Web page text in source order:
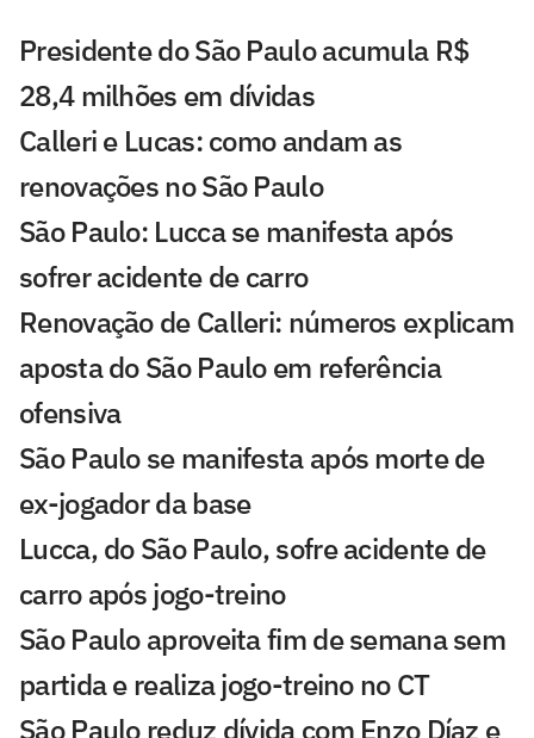
Presidente do São Paulo acumula R$
28,4 milhões em dívidas
Calleri e Lucas: como andam as
renovações no São Paulo
São Paulo: Lucca se manifesta após
sofrer acidente de carro
Renovação de Calleri: números explicam
aposta do São Paulo em referência
ofensiva
São Paulo se manifesta após morte de
ex-jogador da base
Lucca, do São Paulo, sofre acidente de
carro após jogo-treino
São Paulo aproveita fim de semana sem
partida e realiza jogo-treino no CT
São Paulo reduz dívida com Enzo Díaz e